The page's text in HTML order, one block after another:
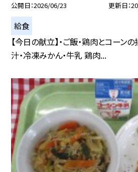
公開日 2026/06/23 更新日
給食
【今日の献立】・ご飯・鶏肉とコーン
汁・冷凍みかん・牛乳 鶏肉...